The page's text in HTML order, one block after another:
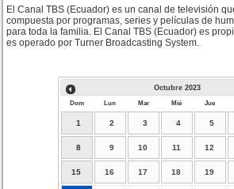
El Canal TBS (Ecuador) es un canal de televisión
compuesta por programas, series y películas de
para toda la familia. El Canal TBS (Ecuador) es
es operado por Turner Broadcasting System.
Octubre 2023
Dom Lun Mar Mié Jue
1 2 3 4 5
8 9 10 11 12
15 16 17 18 19